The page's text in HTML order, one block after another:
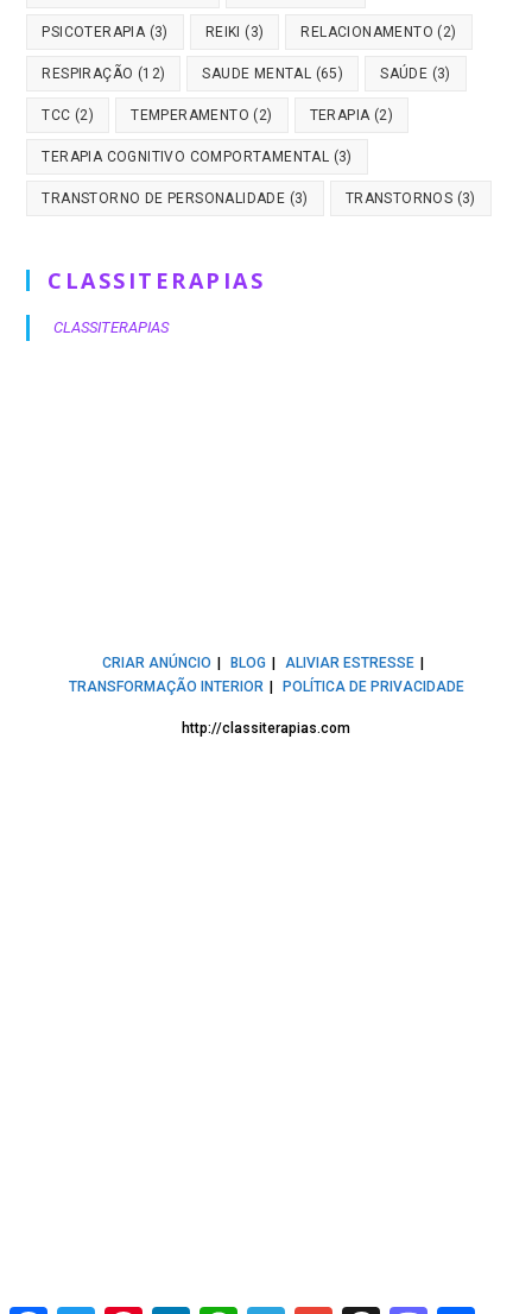
PSICOTERAPIA(3) REIKI (3) RELACIONAMENTO (2)
RESPIRAÇÃO (12) SAUDE MENTAL (65) SAÚDE (3)
TCC (2) TEMPERAMENTO (2) TERAPIA(2)
TERAPIA COGNITIVO COMPORTAMENTAL (3)
TRANSTORNO DE PERSONALIDADE (3) TRANSTORNOS (3)
CLASSITERAPIAS
CLASSITERAPIAS
CRIAR ANÚNCIO BLOG
ALIVIAR ESTRESSE
TRANSFORMAÇÃO INTERIOR
POLÍTICA DE PRIVACIDADE
http://classiterapias.com